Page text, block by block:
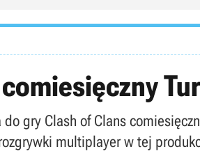
gry Clash of Clans
multiplayer w tej